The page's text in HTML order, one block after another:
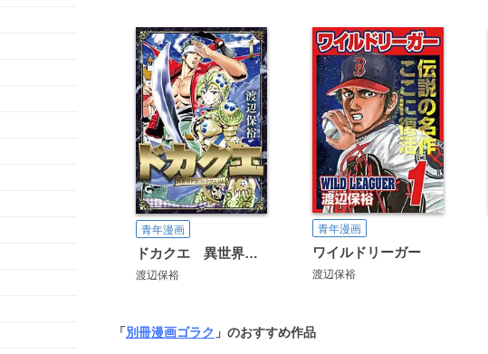
青年漫画
ドカクエ 異世界ドカコッククエスト
渡辺保裕
青年漫画
ワイルドリーガー
渡辺保裕
「別冊漫画ゴラク 」のおすすめ作品